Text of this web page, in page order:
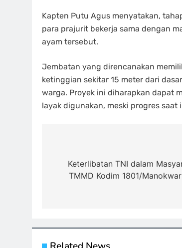
Kapten Putu Agus menyatakan,
para prajurit bekerja sama dengan
ayam tersebut.
Jembatan yang direncanakan
ketinggian sekitar 15 meter dari
warga. Proyek ini diharapkan dapat
layak digunakan, meski progres
posKeterlibatan TNI dalam
TMMD Kodim 1801/